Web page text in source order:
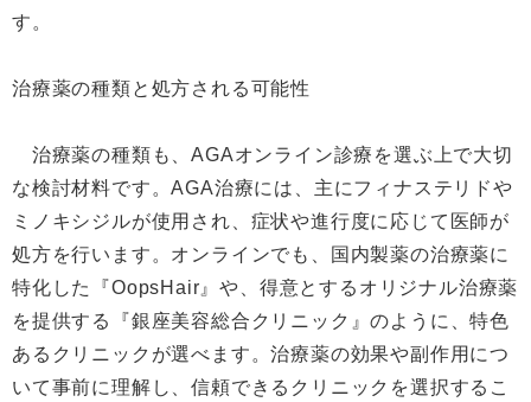
す。
治療薬の種類と処方される可能性
治療薬の種類も、AGAオンライン診療を選ぶ上で大切
な検討材料です。AGA治療には、主にフィナステリドや
ミノキシジルが使用され、症状や進行度に応じて医師が
処方を行います。オンラインでも、国内製薬の治療薬に
特化した『OopsHair』や、得意とするオリジナル治療薬
を提供する『銀座美容総合クリニック』のように、特色
あるクリニックが選べます。治療薬の効果や副作用につ
いて事前に理解し、信頼できるクリニックを選択するこ